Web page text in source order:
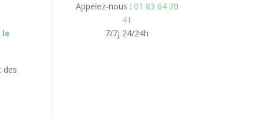
le
des
Appelez-nous : 01 83 64 20
41
7/7j 24/24h